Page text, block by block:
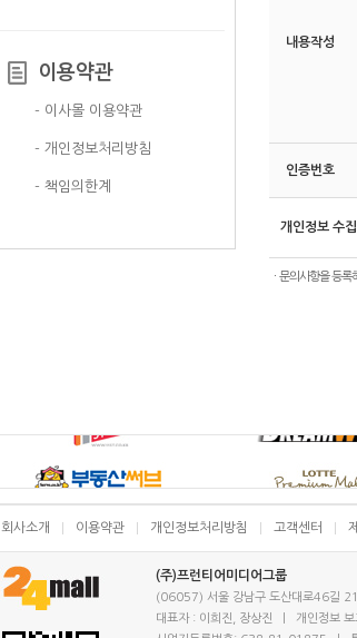
이용약관
- 이사몰 이용약관
- 개인정보처리방침
- 책임의한계
내용작성
인증번호
개인정보 수
ㆍ문의사항을 등
회사소개 이용약관 개인정보처리방침 고객센터
(주)프런티어미디어그룹
(06057) 서울 강남구 도산대로46길
대표자 : 이희진, 장상진 | 개인정보 보